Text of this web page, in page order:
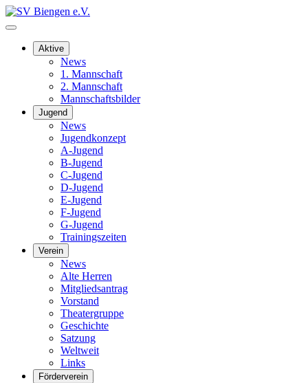
Aktive
News
1. Mannschaft
2. Mannschaft
Mannschaftsbilder
Jugend
News
Jugendkonzept
A-Jugend
B-Jugend
C-Jugend
D-Jugend
E-Jugend
F-Jugend
G-Jugend
Trainingszeiten
Verein
News
Alte Herren
Mitgliedsantrag
Vorstand
Theatergruppe
Geschichte
Satzung
Weltweit
Links
Förderverein